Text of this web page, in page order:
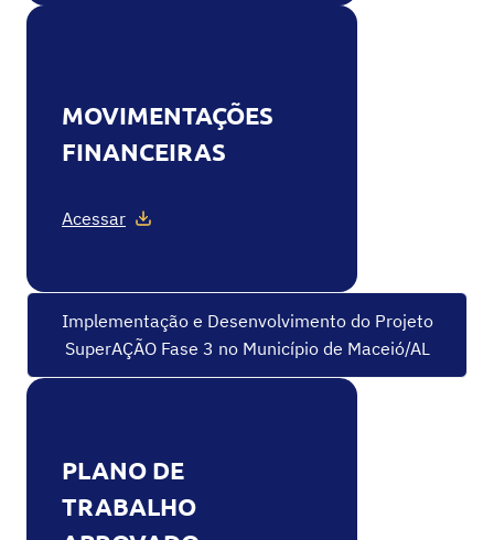
MOVIMENTAÇÕES
FINANCEIRAS
Acessar
Implementação e Desenvolvimento do Projeto
SuperAÇÃO Fase 3 no Município de Maceió/AL
PLANO DE
TRABALHO